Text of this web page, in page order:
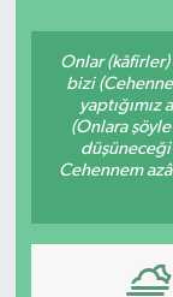
Onlar
bizi
(Onlara
Cehennem
Dış
Dünya
EĞİTİM
EKONOMİ